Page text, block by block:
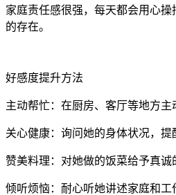
家庭责任感很强，每天都会用心
的存在。
好感度提升方法
主动帮忙：在厨房、客厅等地方主
关心健康：询问她的身体状况，提
赞美料理：对她做的饭菜给予真诚
倾听烦恼：耐心听她讲述家庭和工